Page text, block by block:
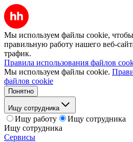
Мы используем файлы cookie, чтобы
правильную работу нашего веб-
трафик.
Правила использования файлов
Мы используем файлы cookie.
файлов cookie
Понятно
Ищу сотрудника
Ищу работу
Ищу сотрудника
Ищу сотрудника
Сервисы